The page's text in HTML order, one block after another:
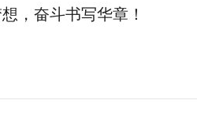
，奋斗书写华章！